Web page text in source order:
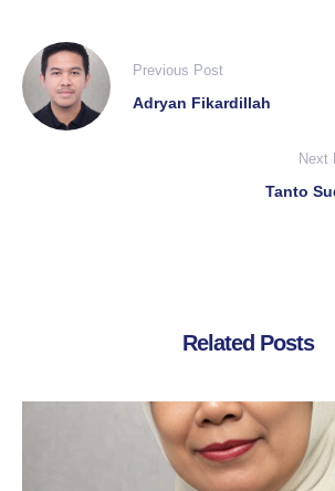
Previous Post
Adryan Fikardillah
Next
Tanto
Related Posts